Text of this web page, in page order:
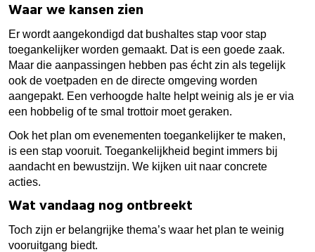
Waar we kansen zien
Er wordt aangekondigd dat bushaltes stap voor stap
toegankelijker worden gemaakt. Dat is een goede zaak.
Maar die aanpassingen hebben pas écht zin als tegelijk
ook de voetpaden en de directe omgeving worden
aangepakt. Een verhoogde halte helpt weinig als je er via
een hobbelig of te smal trottoir moet geraken.
Ook het plan om evenementen toegankelijker te maken,
is een stap vooruit. Toegankelijkheid begint immers bij
aandacht en bewustzijn. We kijken uit naar concrete
acties.
Wat vandaag nog ontbreekt
Toch zijn er belangrijke thema’s waar het plan te weinig
vooruitgang biedt.